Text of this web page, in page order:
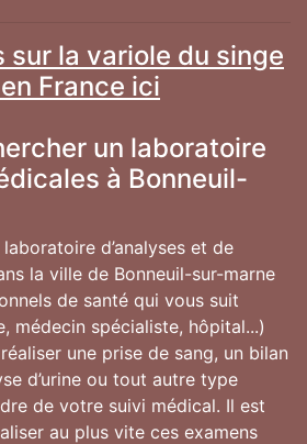
sur la variole du singe
France ici
un laboratoire
à Bonneuil-
d’analyses et de
la ville de Bonneuil-sur-marne
de santé qui vous suit
médecin spécialiste, hôpital...)
une prise de sang, un bilan
d’urine ou tout autre type
de votre suivi médical. Il est
au plus vite ces examens